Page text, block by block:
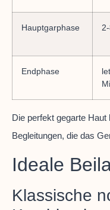
Hauptgarphase
Endphase
Die perfekt gegarte
Begleitungen, die das
Ideale
Klassische